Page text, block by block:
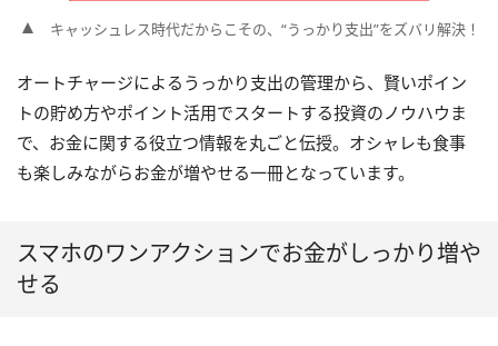
キャッシュレス時代だからこその、“うっかり支出”をズバリ解決！
オートチャージによるうっかり支出の管理から、賢いポイン
トの貯め方やポイント活用でスタートする投資のノウハウま
で、お金に関する役立つ情報を丸ごと伝授。オシャレも食事
も楽しみながらお金が増やせる一冊となっています。
スマホのワンアクションでお金がしっかり増や
せる